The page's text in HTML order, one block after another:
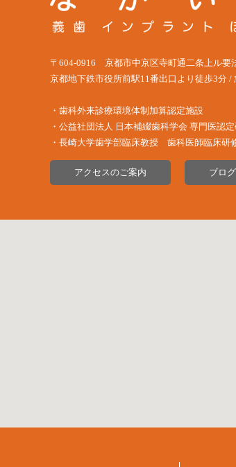
〒604-0916 京都市中京区寺町通二条上ル要
京都地下鉄市役所前駅11番出口より徒歩3分 /
・歯科外来診療環境体制加算認定施設
・公益社団法⼈ ⽇本補綴⻭科学会 専⾨医認
・長崎大学歯学部臨床教授 歯科医師臨床研
アクセスのご案内 ブログ